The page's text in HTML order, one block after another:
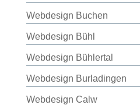
Webdesign Buchen
Webdesign Bühl
Webdesign Bühlertal
Webdesign Burladingen
Webdesign Calw